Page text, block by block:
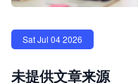
Sat Jul 04 2026
未提供文章来源